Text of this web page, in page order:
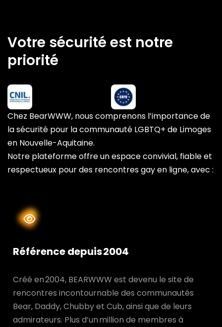
Votre sécurité est notre
priorité
Chez BearWWW, nous comprenons l’importance de
la sécurité pour la communauté LGBTQ+ de Limoges
en Nouvelle-Aquitaine.
Notre plateforme offre un espace convivial, fiable et
respectueux pour des rencontres gay en ligne, avec :
Référence depuis 2004
Créé en 2004, BEARWWW est devenu le site de
rencontres incontournable des communautés
Bear, Daddy, Chubby et Cub, ainsi que de leurs
admirateurs. Plus d’un million de membres à